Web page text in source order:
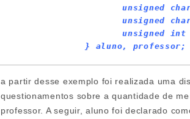
unsigned
unsigned
unsigned int
          } aluno, professor;
a partir desse exemplo foi realizada uma
questionamentos sobre a quantidade de
professor. A seguir, aluno foi declarado